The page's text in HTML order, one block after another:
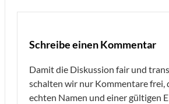
Schreibe einen Kommentar
Damit die Diskussion fair und
schalten wir nur Kommentare frei,
echten Namen und einer gültigen